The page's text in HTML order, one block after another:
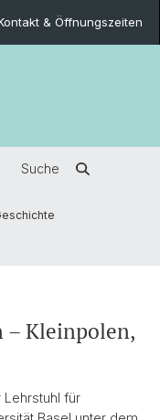
& Öffnungszeiten
Suche
– Kleinpolen,
Lehrstuhl für